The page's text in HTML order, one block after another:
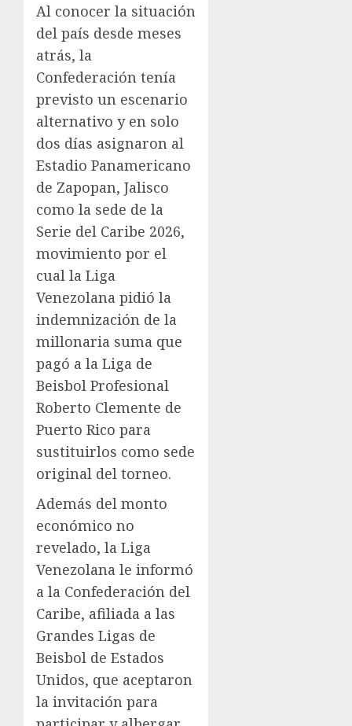
Al conocer la situación
del país desde meses
atrás, la
Confederación tenía
previsto un escenario
alternativo y en solo
dos días asignaron al
Estadio Panamericano
de Zapopan, Jalisco
como la sede de la
Serie del Caribe 2026,
movimiento por el
cual la Liga
Venezolana pidió la
indemnización de la
millonaria suma que
pagó a la Liga de
Beisbol Profesional
Roberto Clemente de
Puerto Rico para
sustituirlos como sede
original del torneo.
Además del monto
económico no
revelado, la Liga
Venezolana le informó
a la Confederación del
Caribe, afiliada a las
Grandes Ligas de
Beisbol de Estados
Unidos, que aceptaron
la invitación para